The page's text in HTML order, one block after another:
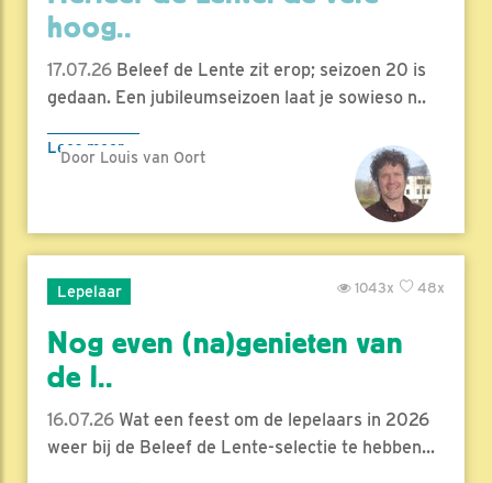
hoog..
17.07.26 Beleef de Lente zit erop; seizoen 20 is
gedaan. Een jubileumseizoen laat je sowieso n..
Lees meer
Door Louis van Oort
Lepelaar 48x
1043x
Nog even (na)genieten van
de l..
16.07.26 Wat een feest om de lepelaars in 2026
weer bij de Beleef de Lente-selectie te hebben...